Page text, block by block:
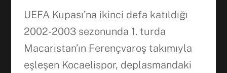
UEFA Kupası’na ikinci defa katıldığı
2002-2003 sezonunda 1. turda
Macaristan’ın Ferençvaroş takımıyla
eşleşen Kocaelispor, deplasmandaki